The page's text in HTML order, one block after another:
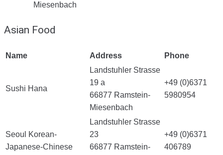
Miesenbach
Asian Food
Name Address Phone
Sushi Hana
Landstuhler Strasse
19 a
66877 Ramstein-
Miesenbach
+49 (0)6371
5980954
Seoul Korean-
Japanese-Chinese
Landstuhler Strasse
23
66877 Ramstein-
+49 (0)6371
406789